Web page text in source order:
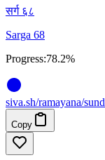
सर्ग ६८
Sarga 68
Progress:78.2%
siva.sh/ramayana/
Copy